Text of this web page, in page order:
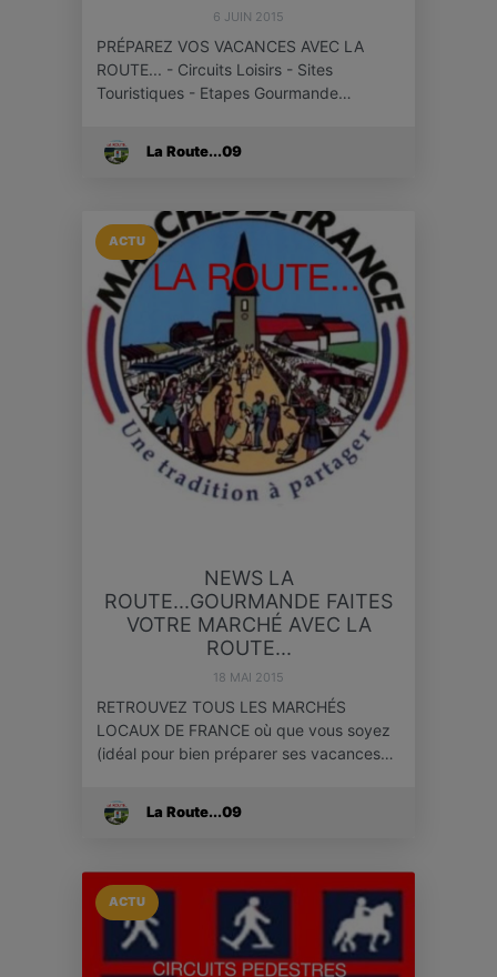
6 JUIN 2015
PRÉPAREZ VOS VACANCES AVEC LA
ROUTE... - Circuits Loisirs - Sites
Touristiques - Etapes Gourmande…
La Route...09
ACTU
NEWS LA
ROUTE...GOURMANDE FAITES
VOTRE MARCHÉ AVEC LA
ROUTE...
18 MAI 2015
RETROUVEZ TOUS LES MARCHÉS
LOCAUX DE FRANCE où que vous soyez
(idéal pour bien préparer ses vacances…
La Route...09
ACTU